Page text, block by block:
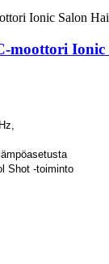
moottori
Shot -toiminto